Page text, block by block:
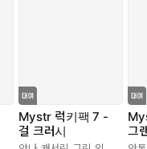
Mystr 럭키팩 7 -
걸 크러시
그